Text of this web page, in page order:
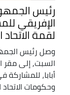
رئيس
لقمة الاتحاد
وصل رئيس
السبت, إلى مقر
وحكومات الاتحاد